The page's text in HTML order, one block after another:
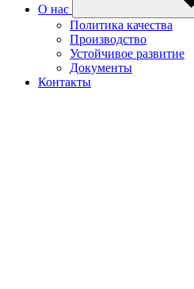
О нас
Политика качества
Производство
Устойчивое развитие
Документы
Контакты